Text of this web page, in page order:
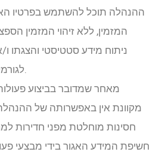
ההנהלה תוכל להשתמש בפרטיו
המזמין, ללא זיהוי המזמין
ניתוח מידע סטטיסטי והצגתו
מאחר שמדובר בביצוע
מקוונת אין באפשרותה של
חסינות מוחלטת מפני חדירות
חשיפת המידע האגור בידי מבצעי